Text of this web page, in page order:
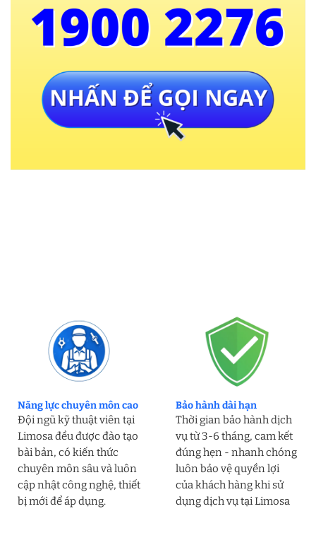
Năng lực chuyên môn cao
Đội ngũ kỹ thuật viên tại
Limosa đều được đào tạo
bài bản, có kiến thức
chuyên môn sâu và luôn
cập nhật công nghệ, thiết
bị mới để áp dụng.
Bảo hành dài hạn
Thời gian bảo hành dịch
vụ từ 3-6 tháng, cam kết
đúng hẹn - nhanh chóng
luôn bảo vệ quyền lợi
của khách hàng khi sử
dụng dịch vụ tại Limosa